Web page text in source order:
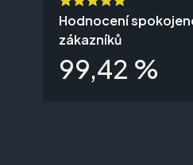
Hodnocení
zákazníků
99,42 %